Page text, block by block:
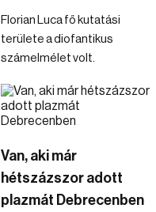
Florian Luca fő kutatási
területe a diofantikus
számelmélet volt.
Van, aki már
hétszázszor adott
plazmát Debrecenben